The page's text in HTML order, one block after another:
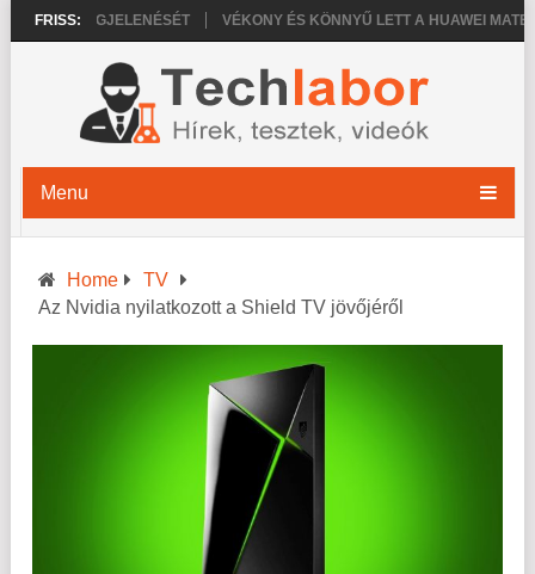
FRISS:
PRO MEGJELENÉSÉT VÉKONY ÉS KÖNNYŰ LETT A HUAWEI
Menu
Home
TV
Az Nvidia nyilatkozott a Shield TV jövőjéről